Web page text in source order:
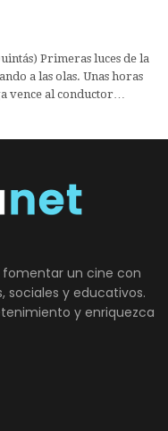
Primeras luces de la
a las olas. Unas horas
vence al conductor…
un cine con
sociales y educativos.
y enriquezca